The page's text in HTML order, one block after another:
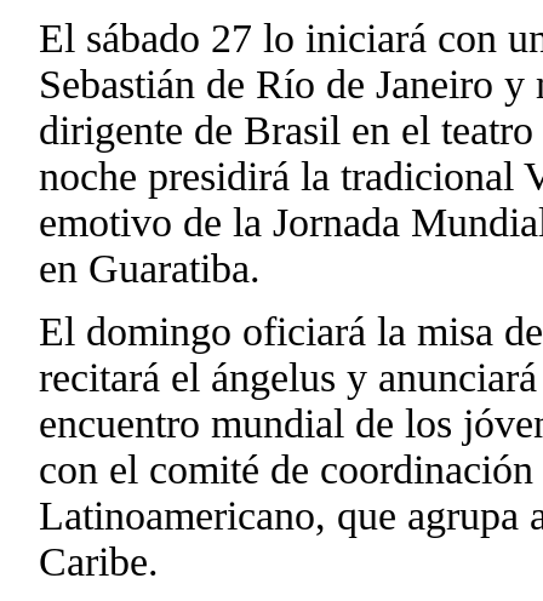
El sábado 27 lo iniciará con
Sebastián de Río de Janeiro
dirigente de Brasil en el
noche presidirá la tradicional
emotivo de la Jornada
en Guaratiba.
El domingo oficiará la misa
recitará el ángelus y
encuentro mundial de los
con el comité de
Latinoamericano, que agrupa
Caribe.